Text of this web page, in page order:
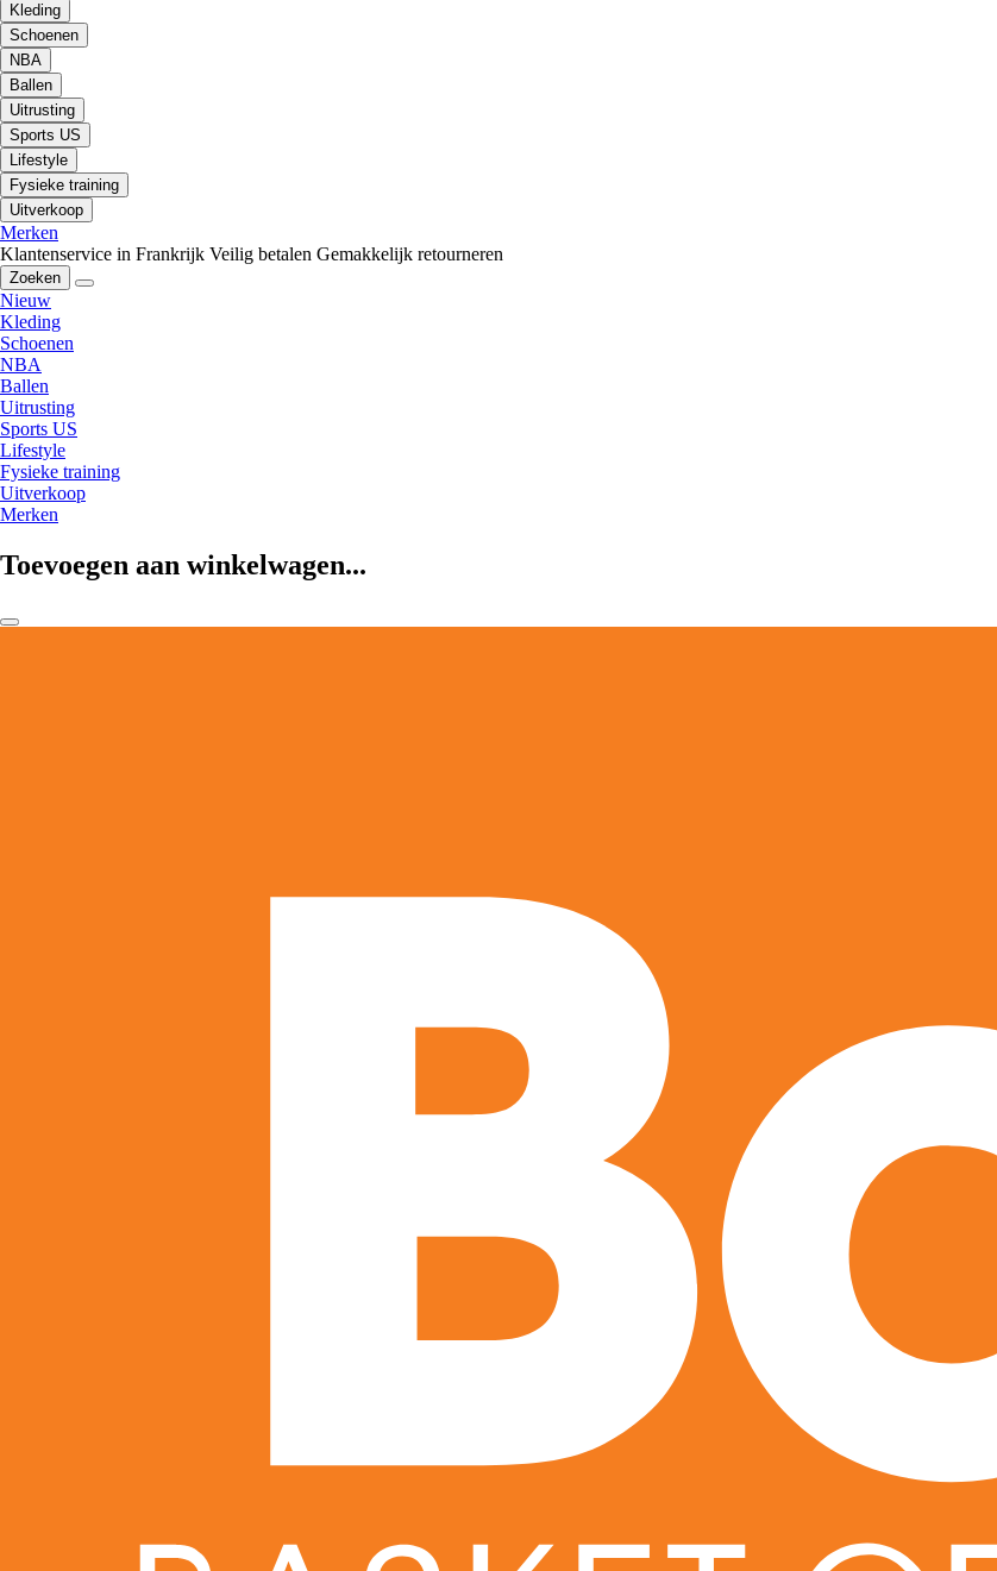
Kleding
Schoenen
NBA
Ballen
Uitrusting
Sports US
Lifestyle
Fysieke training
Uitverkoop
Merken
Klantenservice in Frankrijk Veilig betalen Gemakkelijk retourneren
Zoeken
Nieuw
Kleding
Schoenen
NBA
Ballen
Uitrusting
Sports US
Lifestyle
Fysieke training
Uitverkoop
Merken
Toevoegen aan winkelwagen...